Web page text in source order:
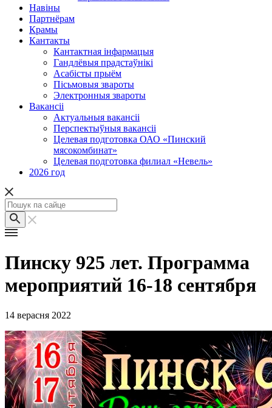
Навіны
Партнёрам
Крамы
Кантакты
Кантактная інфармацыя
Гандлёвыя прадстаўнікі
Асабісты прыём
Пісьмовыя звароты
Электронныя звароты
Вакансіі
Актуальныя вакансіі
Перспектыўныя вакансіі
Целевая подготовка ОАО «Пинский
мясокомбинат»
Целевая подготовка филиал «Невель»
2026 год
Пинску 925 лет. Программа
мероприятий 16-18 сентября
14 верасня 2022